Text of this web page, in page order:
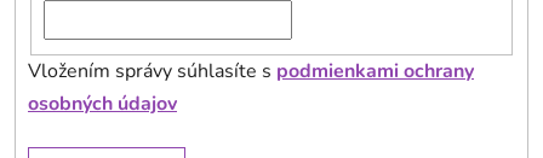
Vložením správy súhlasíte s podmienkami ochrany
osobných údajov